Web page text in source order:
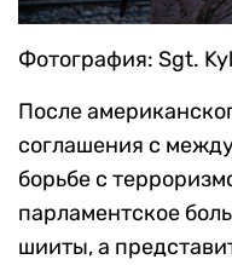
Фотография: Sgt.
После
соглашения с
борьбе с
парламентское
шииты, а